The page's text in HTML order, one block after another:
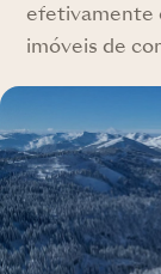
efetivamente
imóveis de